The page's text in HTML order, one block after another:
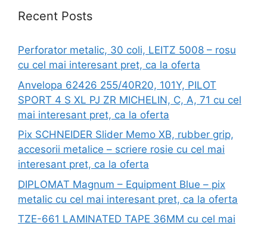
Recent Posts
Perforator metalic, 30 coli, LEITZ 5008 – rosu
cu cel mai interesant pret, ca la oferta
Anvelopa 62426 255/40R20, 101Y, PILOT
SPORT 4 S XL PJ ZR MICHELIN, C, A, 71 cu cel
mai interesant pret, ca la oferta
Pix SCHNEIDER Slider Memo XB, rubber grip,
accesorii metalice – scriere rosie cu cel mai
interesant pret, ca la oferta
DIPLOMAT Magnum – Equipment Blue – pix
metalic cu cel mai interesant pret, ca la oferta
TZE-661 LAMINATED TAPE 36MM cu cel mai